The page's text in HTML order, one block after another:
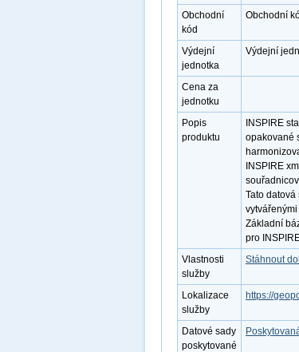
Obchodní
kód
Obchodní
Výdejní
jednotka
Výdejní
Cena za
jednotku
Popis
produktu
INSPIRE
opakované
INSPIRE
Tato
Základní
pro
Vlastnosti
služby
Stáhnout
Lokalizace
služby
https://
Datové sady
poskytované